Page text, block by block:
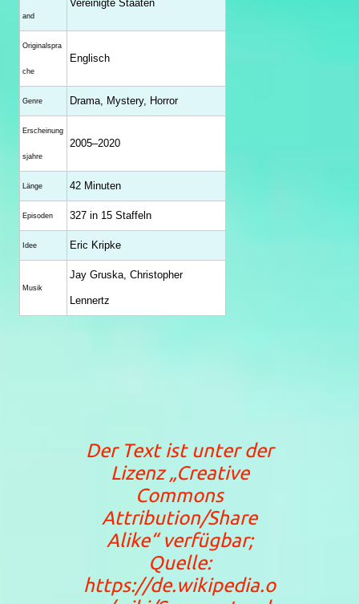
and
Vereinigte Staaten
Originalspra
che
Englisch
Genre Drama, Mystery, Horror
Erscheinung
sjahre
2005–2020
Länge 42 Minuten
Episoden 327 in 15 Staffeln
Idee Eric Kripke
Musik
Jay Gruska, Christopher
Lennertz
Der Text ist unter der
Lizenz„Creative
Commons
Attribution/Share
Alike“verfügbar;
Quelle:
https://de.wikipedia.o